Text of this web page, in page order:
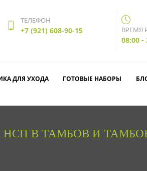
ТЕЛЕФОН
+7 (921) 608-90-15 ВРЕМЯ
08:00
ДЛЯ УХОДА ГОТОВЫЕ НАБОРЫ
НСП В ТАМБОВ И